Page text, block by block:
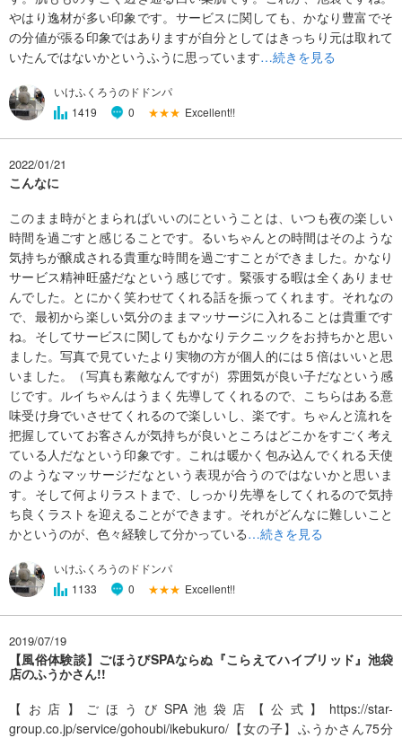
やはり逸材が多い印象です。サービスに関しても、かなり豊富でそ
の分値が張る印象ではありますが自分としてはきっちり元は取れて
いたんではないかというふうに思っています…続きを見る
いけふくろうのドドンパ
1419
0 ★★★ Excellent!!
2022/01/21
こんなに
このまま時がとまらればいいのにということは、いつも夜の楽しい
時間を過ごすと感じることです。るいちゃんとの時間はそのような
気持ちが醸成される貴重な時間を過ごすことができました。かなり
サービス精神旺盛だなという感じです。緊張する暇は全くありませ
んでした。とにかく笑わせてくれる話を振ってくれます。それなの
で、最初から楽しい気分のままマッサージに入れることは貴重です
ね。そしてサービスに関してもかなりテクニックをお持ちかと思い
ました。写真で見ていたより実物の方が個人的には５倍はいいと思
いました。（写真も素敵なんですが）雰囲気が良い子だなという感
じです。ルイちゃんはうまく先導してくれるので、こちらはある意
味受け身でいさせてくれるので楽しいし、楽です。ちゃんと流れを
把握していてお客さんが気持ちが良いところはどこかをすごく考え
ている人だなという印象です。これは暖かく包み込んでくれる天使
のようなマッサージだなという表現が合うのではないかと思いま
す。そして何よりラストまで、しっかり先導をしてくれるので気持
ち良くラストを迎えることができます。それがどんなに難しいこと
かというのが、色々経験して分かっている…続きを見る
いけふくろうのドドンパ
1133
0 ★★★ Excellent!!
2019/07/19
【風俗体験談】ごほうびSPAならぬ『こらえてハイブリッド』池袋
店のふうかさん!!
【お店】ごほうびSPA池袋店【公式】https://star-
group.co.jp/service/gohoubi/ikebukuro/【女の子】ふうかさん75分